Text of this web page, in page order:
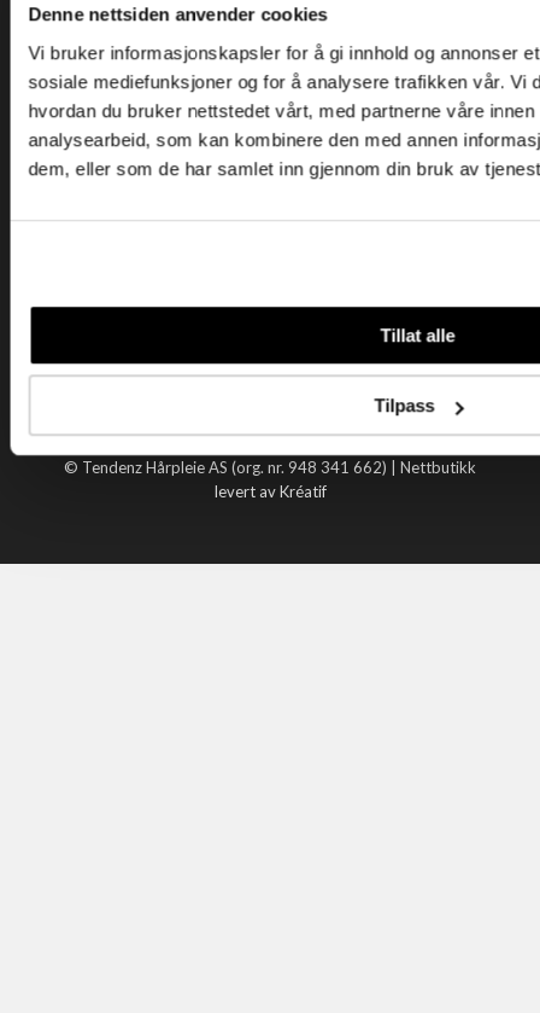
Denne nettsiden anvender cookies
Vi bruker informasjonskapsler for å gi innhold og annonser
sosiale mediefunksjoner og for å analysere trafikken vår. Vi
hvordan du bruker nettstedet vårt, med partnerne våre
analysearbeid, som kan kombinere den med annen
dem, eller som de har samlet inn gjennom din bruk av
Tillat alle
Tilpass
Personvern
Holtegata 26, 0355 Oslo
Telefon: +47 22 92 50 00
E-post: kundeservice@tendenz.net
Nyttige lenker
Datablad
Om oss
Handle hos oss
© Tendenz Hårpleie AS (org. nr. 948 341 662) | Nettbutikk
levert av Kréatif